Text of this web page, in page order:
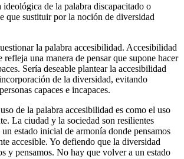
de la palabra discapacitado o
que sustituir por la noción de diversidad
la palabra accesibilidad. Accesibilidad
refleja una manera de pensar que supone hacer
Sería deseable plantear la accesibilidad
de la diversidad, evitando
capaces e incapaces.
de la palabra accesibilidad es como el uso
La ciudad y la sociedad son resilientes
estado inicial de armonía donde pensamos
accesible. Yo defiendo que la diversidad
y pensamos. No hay que volver a un estado